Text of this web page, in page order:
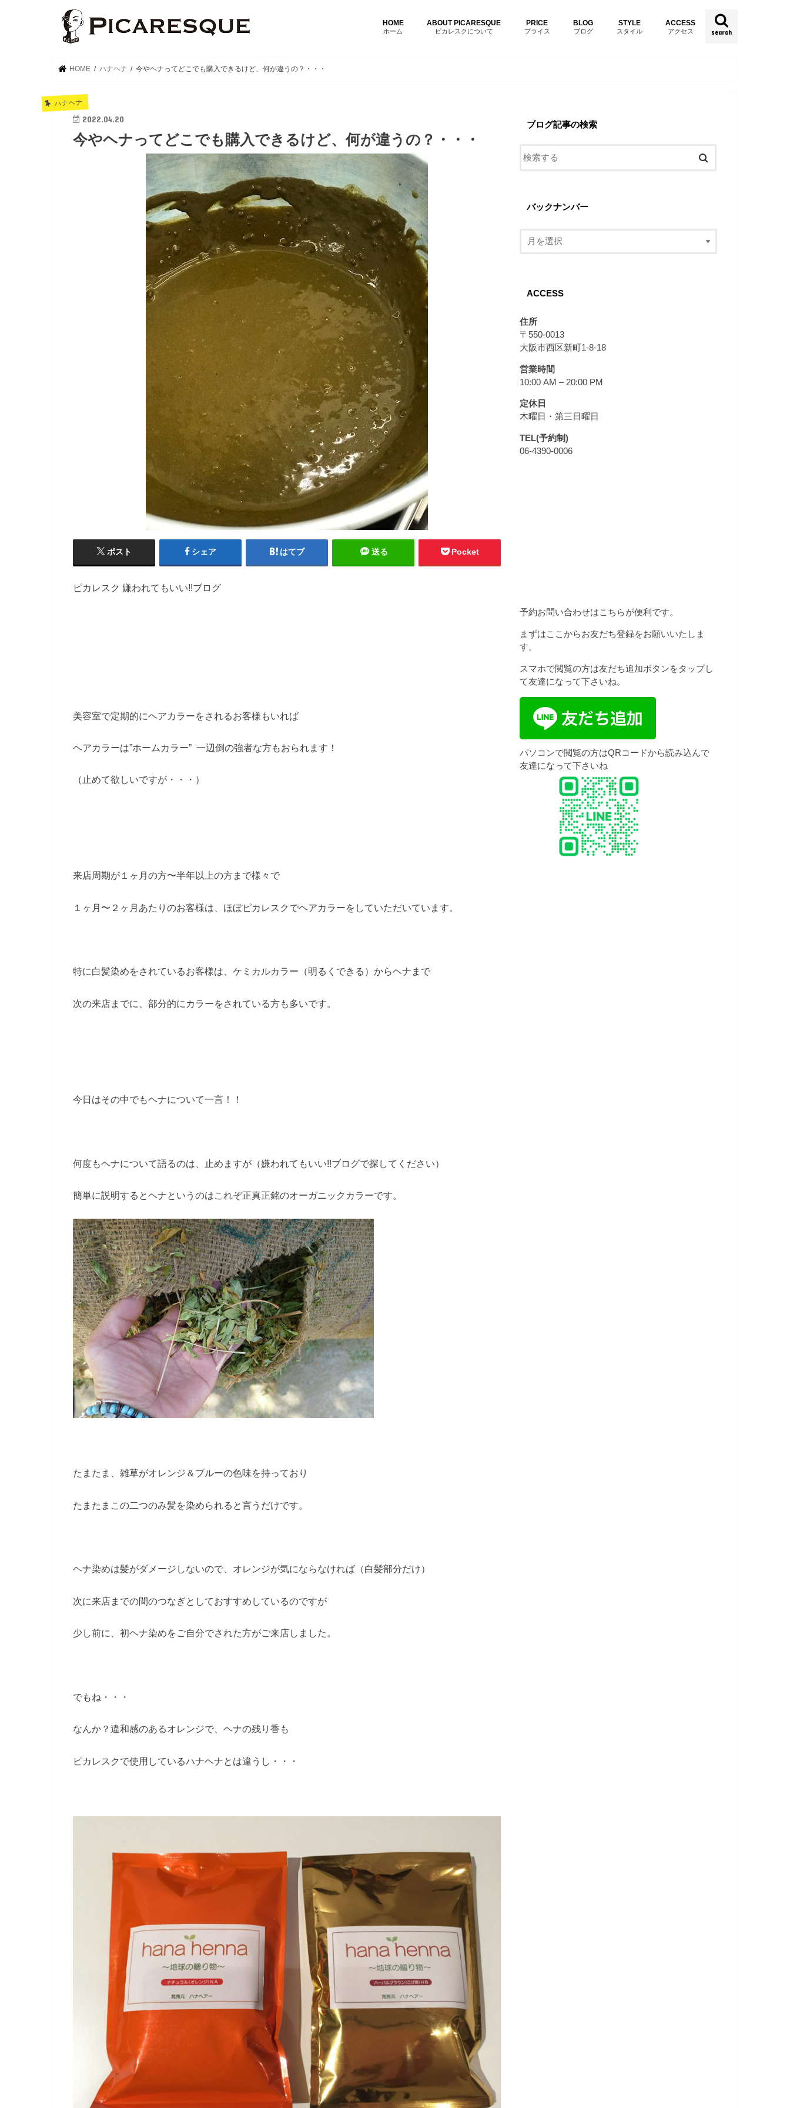
search
HOME
ホーム
ABOUT PICARESQUE
ピカレスクについて
PRICE
プライス
BLOG
ブログ
STYLE
スタイル
ACCESS
アクセス
HOME ハナヘナ 今やヘナってどこでも購入できるけど、何が違うの？・・・
ハナヘナ
2022.04.20
今やヘナってどこでも購入できるけど、何が違うの？・・・
ポスト シェア はてブ 送る Pocket
ピカレスク 嫌われてもいい!!ブログ
美容室で定期的にヘアカラーをされるお客様もいれば
ヘアカラーは”ホームカラー” 一辺倒の強者な方もおられます！
（止めて欲しいですが・・・）
来店周期が１ヶ月の方〜半年以上の方まで様々で
１ヶ月〜２ヶ月あたりのお客様は、ほぼピカレスクでヘアカラーをしていただいています。
特に白髪染めをされているお客様は、ケミカルカラー（明るくできる）からヘナまで
次の来店までに、部分的にカラーをされている方も多いです。
今日はその中でもヘナについて一言！！
何度もヘナについて語るのは、止めますが（嫌われてもいい!!ブログで探してください）
簡単に説明するとヘナというのはこれぞ正真正銘のオーガニックカラーです。
たまたま、雑草がオレンジ＆ブルーの色味を持っており
たまたまこの二つのみ髪を染められると言うだけです。
ヘナ染めは髪がダメージしないので、オレンジが気にならなければ（白髪部分だけ）
次に来店までの間のつなぎとしておすすめしているのですが
少し前に、初ヘナ染めをご自分でされた方がご来店しました。
でもね・・・
なんか？違和感のあるオレンジで、ヘナの残り香も
ピカレスクで使用しているハナヘナとは違うし・・・
ブログ記事の検索
バックナンバー
ACCESS
住所
〒550-0013
大阪市西区新町1-8-18
営業時間
10:00 AM – 20:00 PM
定休日
木曜日・第三日曜日
TEL(予約制)
06-4390-0006
予約お問い合わせはこちらが便利です。
まずはここからお友だち登録をお願いいたしま
す。
スマホで閲覧の方は友だち追加ボタンをタップし
て友達になって下さいね。
パソコンで閲覧の方はQRコードから読み込んで
友達になって下さいね